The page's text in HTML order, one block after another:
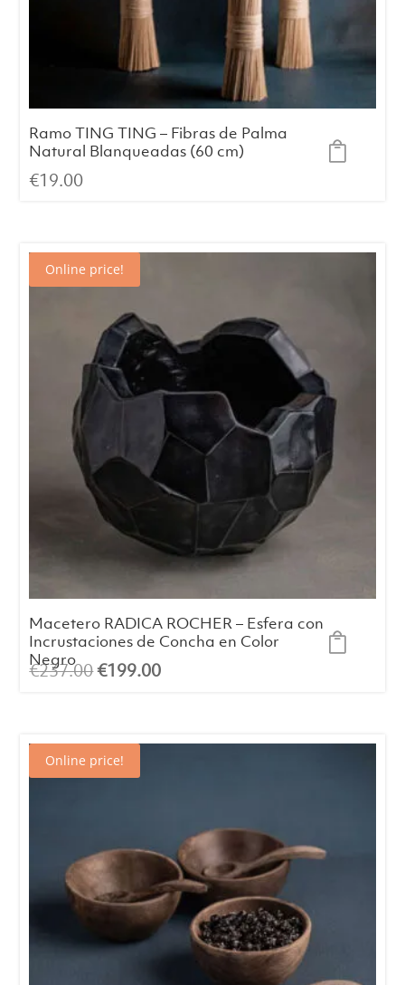
Ramo TING TING – Fibras de Palma
Natural Blanqueadas (60 cm)
€19.00
Online price!
Macetero RADICA ROCHER – Esfera con
Incrustaciones de Concha en Color
Negro
€237.00El
era:
€237.00.
€199.00El
es:
Online price!